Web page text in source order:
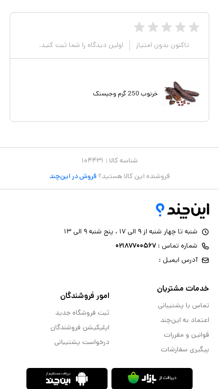
تاکنون بدون امتیاز اولین دیدگاه را شما ثبت کنید.
خرنوب 250 گرم وجیسنک
شناسه کالا : ۱۰۴۴۳۱
فروشنده این کالا هستید؟ فروش در این‌چند
شنبه تا چهار شنبه از ۹ الی ۱۷ ، پنج شنبه ۹ الی ۱۳
شماره تماس : ۰۲۱۸۷۷۰۰۵۶۷
آدرس ایمیل :
خدمات مشتریان
تماس با پشتیبانی
اعتماد به این‌چند
قوانین و مقررات
پیگیری سفارشات
امور فروشندگان
ثبت فروشگاه جدید
اپلیکیشن فروشندگان
درخواست پشتیبانی